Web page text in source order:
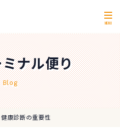
MENU
ナル便り
Blog
健康診断の重要性